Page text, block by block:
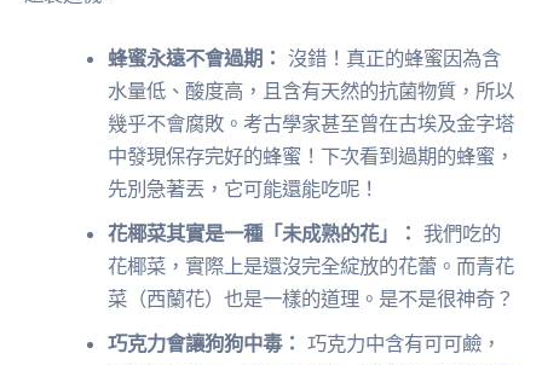
蜂蜜永遠不會過期： 沒錯！真正的蜂蜜因為含
水量低、酸度高，且含有天然的抗菌物質，所以
幾乎不會腐敗。考古學家甚至曾在古埃及金字塔
中發現保存完好的蜂蜜！下次看到過期的蜂蜜，
先別急著丟，它可能還能吃呢！
花椰菜其實是一種「未成熟的花」： 我們吃的
花椰菜，實際上是還沒完全綻放的花蕾。而青花
菜（西蘭花）也是一樣的道理。是不是很神奇？
巧克力會讓狗狗中毒： 巧克力中含有可可鹼，